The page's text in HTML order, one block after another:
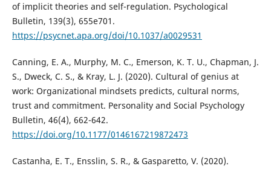
of implicit theories and self-regulation. Psychological
Bulletin, 139(3), 655e701.
https://psycnet.apa.org/doi/10.1037/a0029531
Canning, E. A., Murphy, M. C., Emerson, K. T. U., Chapman, J.
S., Dweck, C. S., & Kray, L. J. (2020). Cultural of genius at
work: Organizational mindsets predicts, cultural norms,
trust and commitment. Personality and Social Psychology
Bulletin, 46(4), 662-642.
https://doi.org/10.1177/0146167219872473
Castanha, E. T., Ensslin, S. R., & Gasparetto, V. (2020).